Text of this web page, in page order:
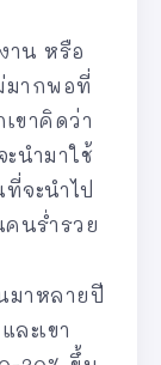
าน หรือ
มากพอที่
ขาคิดว่า
นำมาใช้
จะนำไป
นร่ำรวย
มาหลายปี
ละเขา